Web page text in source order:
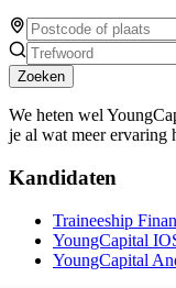
Zoeken
We heten wel
je al wat meer ervaring
Kandidaten
Traineeship
YoungCapital
YoungCapital